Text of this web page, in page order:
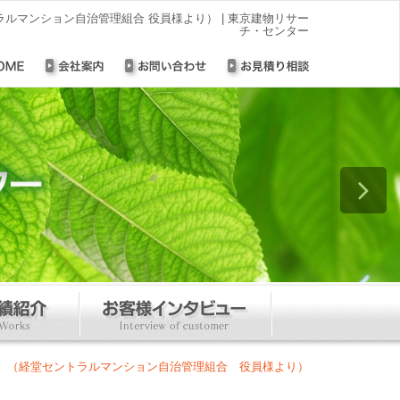
マンション自治管理組合 役員様より） | 東京建物リサー
チ・センター
（経堂セントラルマンション自治管理組合 役員様より）